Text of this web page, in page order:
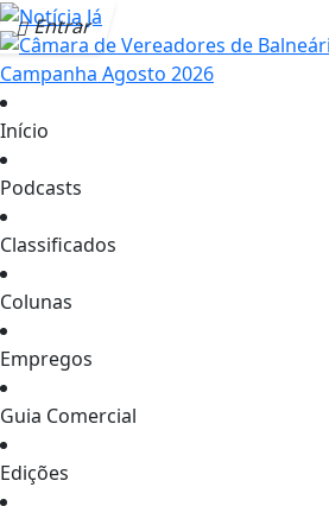
Entrar
Início
Podcasts
Classificados
Colunas
Empregos
Guia Comercial
Edições